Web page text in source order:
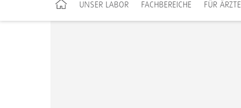
UNSER LABOR FACHBEREICHE FÜR ÄRZTE